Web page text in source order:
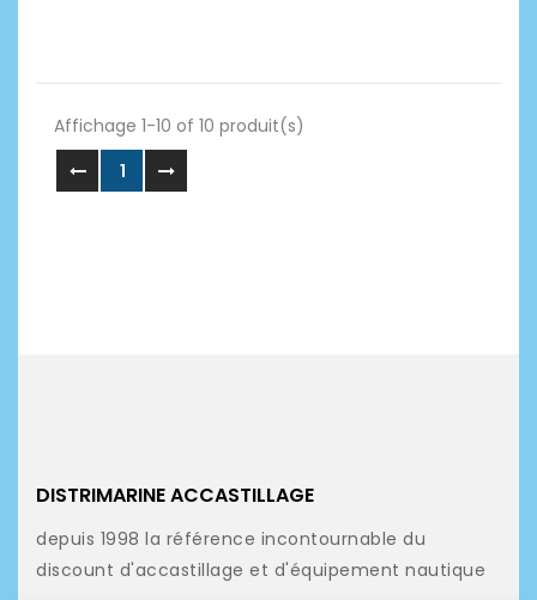
Affichage 1-10 of 10 produit(s)
1
DISTRIMARINE ACCASTILLAGE
depuis 1998 la référence incontournable du
discount d'accastillage et d'équipement nautique